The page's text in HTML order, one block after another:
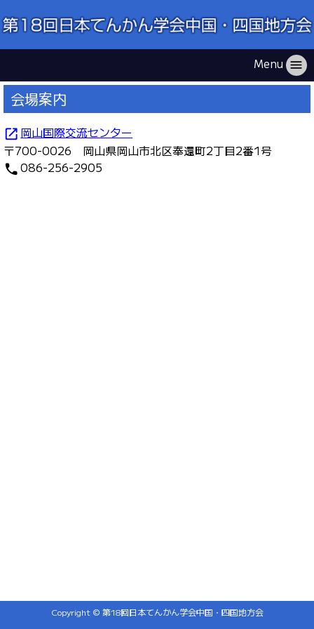
Menu menu
会場案内
open_in_new 岡山国際交流センター
〒700-0026 岡山県岡山市北区奉還町2丁目2番1号
phone086-256-2905
Copyright © 第18回日本てんかん学会中国・四国地方会